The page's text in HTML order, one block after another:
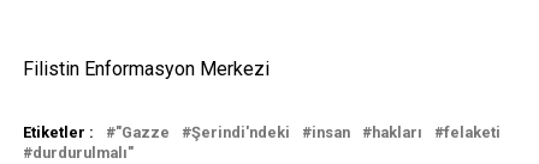
Filistin Enformasyon Merkezi
Etiketler : "Gazze Şerindi'ndeki insan hakları
felaketi
durdurulmalı"